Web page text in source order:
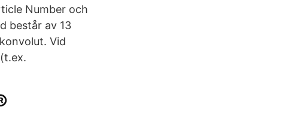
Number och
består av 13
Vid